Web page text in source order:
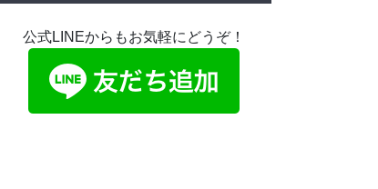
公式LINEからもお気軽にどうぞ！